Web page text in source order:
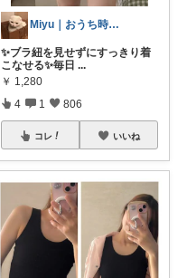
Miyu｜おうち時間の小さな幸せ🌸
✨ブラ紐を見せずにすっきり着
こなせる✨毎日 ...
￥ 1,280
4 1 806
コレ いいね